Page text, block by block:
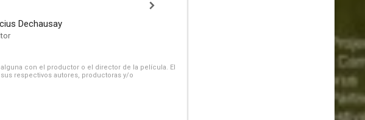
Dechausay
con el productor o el director de la película. El
respectivos autores, productoras y/o